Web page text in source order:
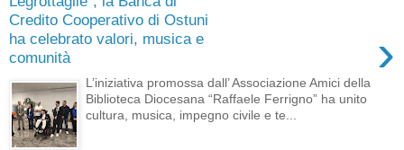
Credito Cooperativo di Ostuni
ha celebrato valori, musica e
comunità
›
L’iniziativa promossa dall’ Associazione Amici della
Biblioteca Diocesana “Raffaele Ferrigno” ha unito
cultura, musica, impegno civile e te...